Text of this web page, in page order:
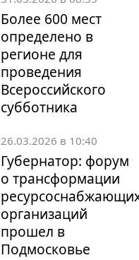
Более 600 мест
определено в
регионе для
проведения
Всероссийского
субботника
26.03.2026 в 10:40
Губернатор: форум
о трансформации
организаций
прошел в
Подмосковье